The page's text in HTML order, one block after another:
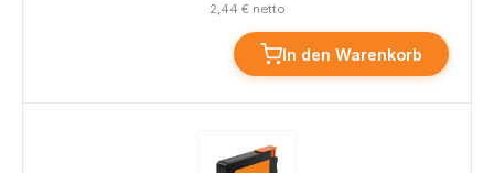
2,44 € netto
In den Warenkorb